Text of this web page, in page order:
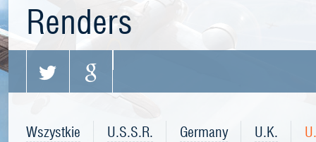
Renders
Wszystkie U.S.S.R. Germany U.K.